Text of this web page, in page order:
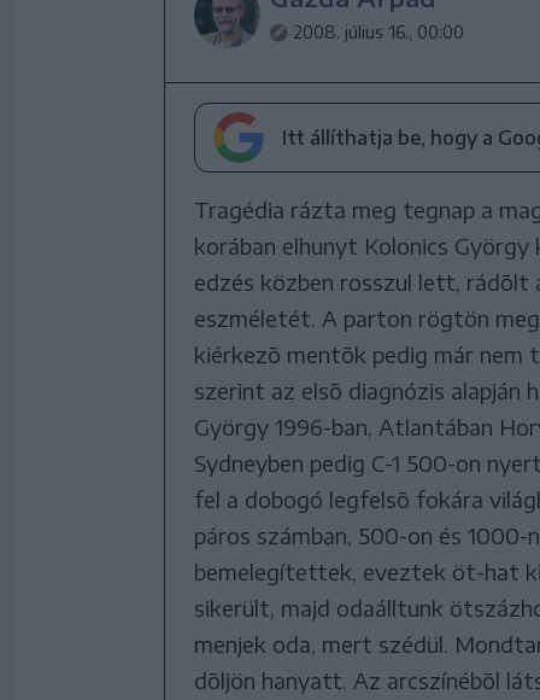
2008. július 16., 00:00
Itt állíthatja be, hogy a
Tragédia rázta meg tegnap a
korában elhunyt Kolonics György
edzés közben rosszul lett,
eszméletét. A parton rögtön
kiérkezõ mentõk pedig már
szerint az elsõ diagnózis alapján
György 1996-ban, Atlantában
Sydneyben pedig C-1 500-on
fel a dobogó legfelsõ fokára
páros számban, 500-on és 1000-
bemelegítettek, eveztek öt-hat
sikerült, majd odaálltunk
menjek oda, mert szédül.
dõljön hanyatt. Az arcszínébõl